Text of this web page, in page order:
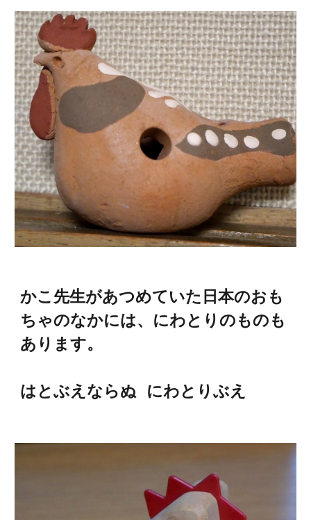
かこ先生があつめていた日本のおも
ちゃのなかには、にわとりのものも
あります。
はとぶえならぬ にわとりぶえ